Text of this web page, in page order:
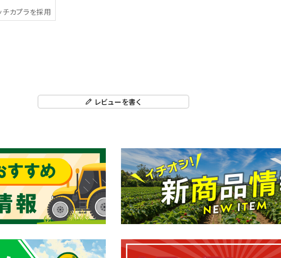
カプラを採用
レビューを書く